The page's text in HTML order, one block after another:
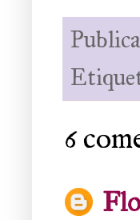
6